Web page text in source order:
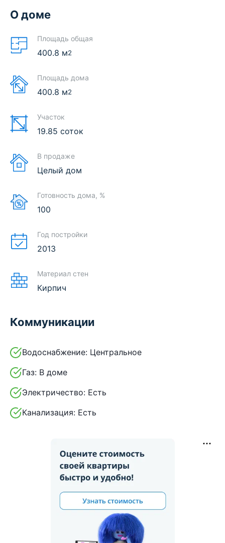
О доме
Площадь общая
400.8 м2
Площадь дома
400.8 м2
Участок
19.85 соток
В продаже
Целый дом
Готовность дома, %
100
Год постройки
2013
Материал стен
Кирпич
Коммуникации
Водоснабжение: Центральное
Газ: В доме
Электричество: Есть
Канализация: Есть